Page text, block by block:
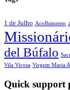
1 de Julho Acolhimento
del Búfalo
Vila Viçosa Virgem Maria
Quick support